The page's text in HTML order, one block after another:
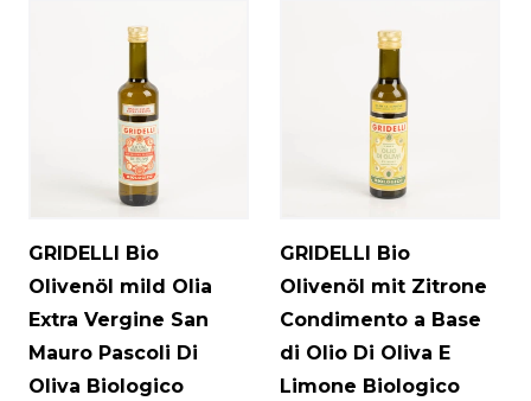
GRIDELLI Bio
Olivenöl mild Olia
Extra Vergine San
Mauro Pascoli Di
Oliva Biologico
GRIDELLI Bio
Olivenöl mit Zitrone
Condimento a Base
di Olio Di Oliva E
Limone Biologico